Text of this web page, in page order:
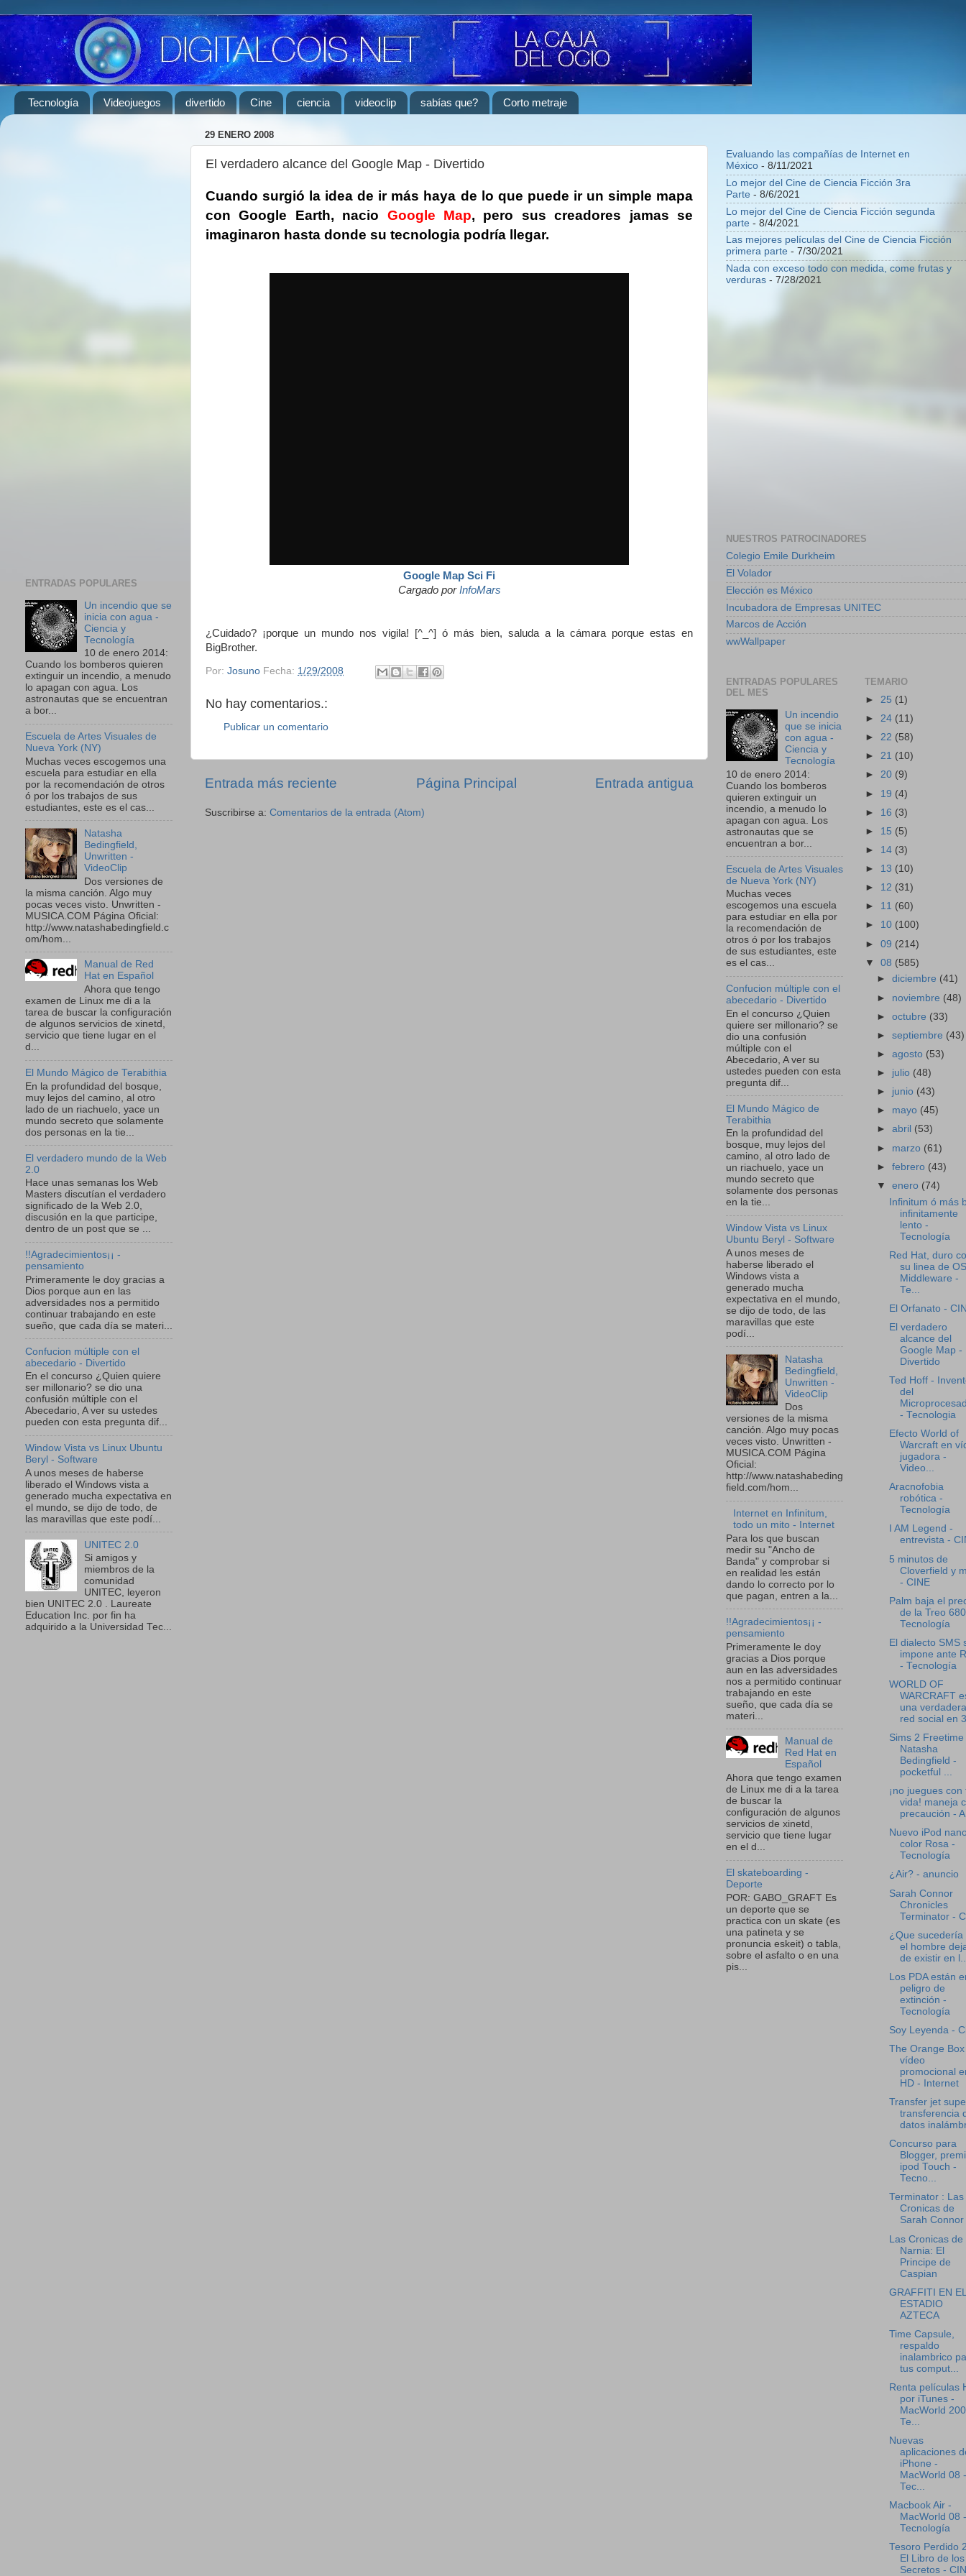
Tecnología Videojuegos divertido Cine ciencia videoclip sabías que? Corto metraje
29 ENERO 2008
El verdadero alcance del Google Map - Divertido
Cuando surgió la idea de ir más haya de lo que puede ir un simple mapa
con Google Earth, nacio Google Map, pero sus creadores jamas se
imaginaron hasta donde su tecnologia podría llegar.
Google Map Sci Fi
Cargado porInfoMars
¿Cuidado? ¡porque un mundo nos vigila! [^_^] ó más bien, saluda a la cámara porque estas en
BigBrother.
Por: Josuno Fecha: 1/29/2008
No hay comentarios.:
Publicar un comentario
Entrada más reciente Entrada antigua
Página Principal
Suscribirse a: Comentarios de la entrada (Atom)
ENTRADAS POPULARES
Un incendio que se
inicia con agua -
Ciencia y
Tecnología
10 de enero 2014:
Cuando los bomberos quieren
extinguir un incendio, a menudo
lo apagan con agua. Los
astronautas que se encuentran
a bor...
Escuela de Artes Visuales de
Nueva York (NY)
Muchas veces escogemos una
escuela para estudiar en ella
por la recomendación de otros
ó por los trabajos de sus
estudiantes, este es el cas...
Natasha
Bedingfield,
Unwritten -
VideoClip
Dos versiones de
la misma canción. Algo muy
pocas veces visto. Unwritten -
MUSICA.COM Página Oficial:
http://www.natashabedingfield.c
om/hom...
Manual de Red
Hat en Español
Ahora que tengo
examen de Linux me di a la
tarea de buscar la configuración
de algunos servicios de xinetd,
servicio que tiene lugar en el
d...
El Mundo Mágico de Terabithia
En la profundidad del bosque,
muy lejos del camino, al otro
lado de un riachuelo, yace un
mundo secreto que solamente
dos personas en la tie...
El verdadero mundo de la Web
2.0
Hace unas semanas los Web
Masters discutían el verdadero
significado de la Web 2.0,
discusión en la que participe,
dentro de un post que se ...
!!Agradecimientos¡¡ -
pensamiento
Primeramente le doy gracias a
Dios porque aun en las
adversidades nos a permitido
continuar trabajando en este
sueño, que cada día se materi...
Confucion múltiple con el
abecedario - Divertido
En el concurso ¿Quien quiere
ser millonario? se dio una
confusión múltiple con el
Abecedario, A ver su ustedes
pueden con esta pregunta dif...
Window Vista vs Linux Ubuntu
Beryl - Software
A unos meses de haberse
liberado el Windows vista a
generado mucha expectativa en
el mundo, se dijo de todo, de
las maravillas que este podí...
UNITEC 2.0
Si amigos y
miembros de la
comunidad
UNITEC, leyeron
bien UNITEC 2.0 . Laureate
Education Inc. por fin ha
adquirido a la Universidad Tec...
Evaluando las compañías de Internet en
México - 8/11/2021
Lo mejor del Cine de Ciencia Ficción 3ra
Parte - 8/6/2021
Lo mejor del Cine de Ciencia Ficción segunda
parte - 8/4/2021
Las mejores películas del Cine de Ciencia Ficción
primera parte - 7/30/2021
Nada con exceso todo con medida, come frutas y
verduras - 7/28/2021
NUESTROS PATROCINADORES
Colegio Emile Durkheim
El Volador
Elección es México
Incubadora de Empresas UNITEC
Marcos de Acción
wwWallpaper
ENTRADAS POPULARES
DEL MES
Un incendio
que se inicia
con agua -
Ciencia y
Tecnología
10 de enero 2014:
Cuando los bomberos
quieren extinguir un
incendio, a menudo lo
apagan con agua. Los
astronautas que se
encuentran a bor...
Escuela de Artes Visuales
de Nueva York (NY)
Muchas veces
escogemos una escuela
para estudiar en ella por
la recomendación de
otros ó por los trabajos
de sus estudiantes, este
es el cas...
Confucion múltiple con el
abecedario - Divertido
En el concurso ¿Quien
quiere ser millonario? se
dio una confusión
múltiple con el
Abecedario, A ver su
ustedes pueden con esta
pregunta dif...
El Mundo Mágico de
Terabithia
En la profundidad del
bosque, muy lejos del
camino, al otro lado de
un riachuelo, yace un
mundo secreto que
solamente dos personas
en la tie...
Window Vista vs Linux
Ubuntu Beryl - Software
A unos meses de
haberse liberado el
Windows vista a
generado mucha
expectativa en el mundo,
se dijo de todo, de las
maravillas que este
podí...
Natasha
Bedingfield,
Unwritten -
VideoClip
Dos
versiones de la misma
canción. Algo muy pocas
veces visto. Unwritten -
MUSICA.COM Página
Oficial:
http://www.natashabeding
field.com/hom...
Internet en Infinitum,
todo un mito - Internet
Para los que buscan
medir su "Ancho de
Banda" y comprobar si
en realidad les están
dando lo correcto por lo
que pagan, entren a la...
!!Agradecimientos¡¡ -
pensamiento
Primeramente le doy
gracias a Dios porque
aun en las adversidades
nos a permitido continuar
trabajando en este
sueño, que cada día se
materi...
Manual de
Red Hat en
Español
Ahora que tengo examen
de Linux me di a la tarea
de buscar la
configuración de algunos
servicios de xinetd,
servicio que tiene lugar
en el d...
El skateboarding -
Deporte
POR: GABO_GRAFT Es
un deporte que se
practica con un skate (es
una patineta y se
pronuncia eskeit) o tabla,
sobre el asfalto o en una
pis...
TEMARIO
► 25 (1)
► 24 (11)
► 22 (58)
► 21 (10)
► 20 (9)
► 19 (4)
► 16 (3)
► 15 (5)
► 14 (3)
► 13 (10)
► 12 (31)
► 11 (60)
► 10 (100)
► 09 (214)
▼ 08 (585)
►diciembre (41)
► noviembre (48)
►octubre (33)
►septiembre (43)
►agosto (53)
► julio (48)
► junio (43)
► mayo (45)
►abril (53)
► marzo (61)
►febrero (43)
▼enero (74)
Infinitum ó más
infinitamente
lento -
Tecnología
Red Hat, duro
su linea de
Middleware -
Te...
El Orfanato -
El verdadero
alcance del
Google Map -
Divertido
Ted Hoff -
del
- Tecnologia
Efecto World of
Warcraft en
jugadora -
Video...
Aracnofobia
robótica -
Tecnología
I AM Legend -
entrevista -
5 minutos de
Cloverfield y
- CINE
Palm baja el
de la Treo
Tecnología
El dialecto SMS
impone ante
- Tecnología
WORLD OF
WARCRAFT
una verdadera
red social en
Sims 2 Freetime
Natasha
Bedingfield -
pocketful ...
¡no juegues con
vida! maneja
precaución -
Nuevo iPod
color Rosa -
Tecnología
¿Air? - anuncio
Sarah Connor
Chronicles
Terminator -
¿Que sucedería
el hombre
de existir en
Los PDA están
peligro de
extinción -
Tecnología
Soy Leyenda -
The Orange Box
vídeo
promocional
HD - Internet
Transfer jet
transferencia
datos
Concurso para
Blogger,
ipod Touch -
Tecno...
Terminator : Las
Cronicas de
Sarah Connor
Las Cronicas de
Narnia: El
Principe de
Caspian
GRAFFITI EN EL
ESTADIO
AZTECA
Time Capsule,
respaldo
inalambrico
tus comput...
Renta películas
por iTunes -
MacWorld
Te...
Nuevas
aplicaciones
iPhone -
MacWorld 08 -
Tec...
Macbook Air -
MacWorld 08 -
Tecnología
Tesoro Perdido
El Libro de los
Secretos -